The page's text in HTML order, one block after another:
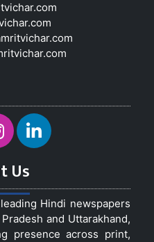
Us
Hindi newspapers
and Uttarakhand,
presence across print,